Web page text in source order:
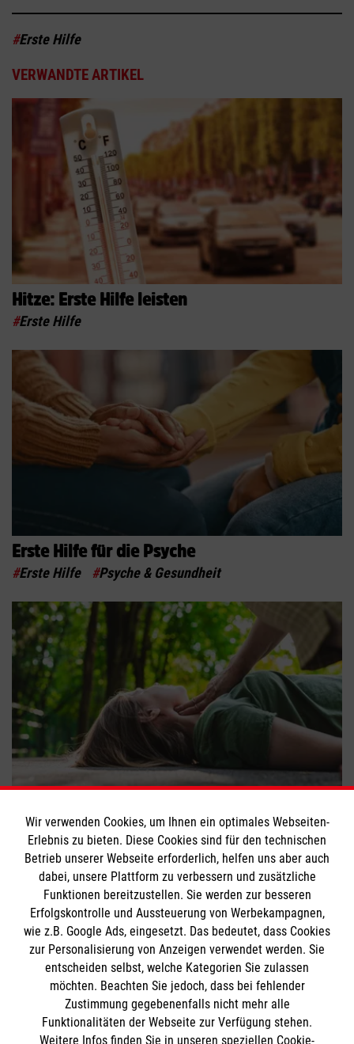
#Erste Hilfe
VERWANDTE ARTIKEL
Hitze: Erste Hilfe leisten
#Erste Hilfe
Erste Hilfe für die Psyche
#Erste Hilfe #Psyche & Gesundheit
Frauen
Erste Hilfe
Bewerte diesen Artikel
Wir verwenden Cookies, um Ihnen ein optimales Webseiten-
Erlebnis zu bieten. Diese Cookies sind für den technischen
Betrieb unserer Webseite erforderlich, helfen uns aber auch
dabei, unsere Plattform zu verbessern und zusätzliche
Funktionen bereitzustellen. Sie werden zur besseren
Erfolgskontrolle und Aussteuerung von Werbekampagnen,
wie z.B. Google Ads, eingesetzt. Das bedeutet, dass Cookies
zur Personalisierung von Anzeigen verwendet werden. Sie
entscheiden selbst, welche Kategorien Sie zulassen
möchten. Beachten Sie jedoch, dass bei fehlender
Zustimmung gegebenenfalls nicht mehr alle
Funktionalitäten der Webseite zur Verfügung stehen.
Weitere Infos finden Sie in unseren speziellen Cookie-